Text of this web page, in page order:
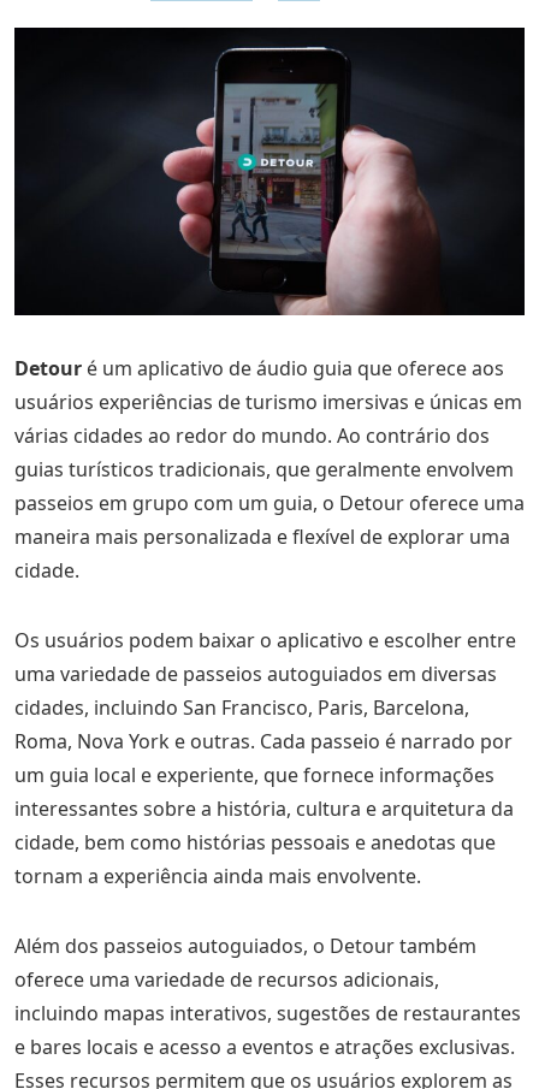
Detour é um aplicativo de áudio guia que oferece aos
usuários experiências de turismo imersivas e únicas em
várias cidades ao redor do mundo. Ao contrário dos
guias turísticos tradicionais, que geralmente envolvem
passeios em grupo com um guia, o Detour oferece uma
maneira mais personalizada e flexível de explorar uma
cidade.
Os usuários podem baixar o aplicativo e escolher entre
uma variedade de passeios autoguiados em diversas
cidades, incluindo San Francisco, Paris, Barcelona,
Roma, Nova York e outras. Cada passeio é narrado por
um guia local e experiente, que fornece informações
interessantes sobre a história, cultura e arquitetura da
cidade, bem como histórias pessoais e anedotas que
tornam a experiência ainda mais envolvente.
Além dos passeios autoguiados, o Detour também
oferece uma variedade de recursos adicionais,
incluindo mapas interativos, sugestões de restaurantes
e bares locais e acesso a eventos e atrações exclusivas.
Esses recursos permitem que os usuários explorem as